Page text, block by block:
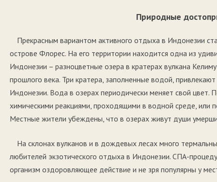
Природные
Прекрасным вариантом активного отдыха в Индонезии
острове Флорес. На его территории находится одна из
Индонезии – разноцветные озера в кратерах вулкана
прошлого века. Три кратера, заполненные водой,
Индонезии. Вода в озерах периодически меняет свой
химическими реакциями, проходящими в водной среде, или
Местные жители убеждены, что в озерах живут души
На склонах вулканов и в дождевых лесах много
любителей экзотического отдыха в Индонезии. СПА-
организм оздоровляющее действие и не зря популярны у